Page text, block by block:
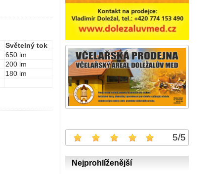
5/5
Nejprohlíženější
Světelný tok
650 lm
200 lm
180 lm